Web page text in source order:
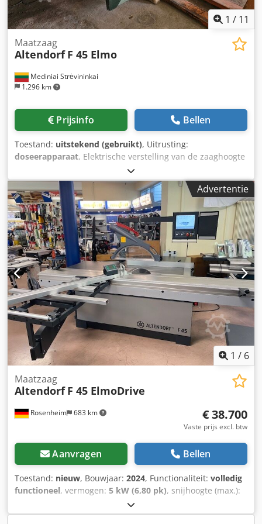
1 / 11
Mediniai Strėvininkai
1.296 km
Maatzaag
Altendorf F 45 Elmo
Prijsinfo Bellen
Toestand: uitstekend (gebruikt), Uitrusting:
doseerapparaat, Elektrische verstelling van de zaaghoogte
en de zaaghoek; voorritser. U kunt ons bellen of schrijven.
Wij kunnen in het Duits en Russisch spreken en schrijven.
U kunt ook berichten in het Engels sturen. Dcsdpfxow Ix Alj
Afnek
Advertentie
1 / 6
Rosenheim 683 km
Maatzaag
Altendorf F 45 ElmoDrive
€ 38.700
Vaste prijs excl. btw
Aanvragen Bellen
Toestand: nieuw, Bouwjaar: 2024, Functionaliteit: volledig
functioneel, vermogen: 5 kW (6,80 pk), snijhoogte (max.):
1.300 mm
diameter:550 mm, snijlengte (max.):3.200 mm,